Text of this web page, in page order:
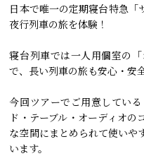
日本で唯一の定期寝台特急「
夜行列車の旅を体験！
寝台列車では一人用個室の
で、長い列車の旅も安心・安全
今回ツアーでご用意してい
ド・テーブル・オーディオの
な空間にまとめられて使いや
います。